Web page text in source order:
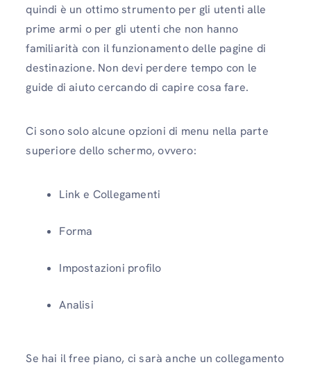
quindi è un ottimo strumento per gli utenti alle
prime armi o per gli utenti che non hanno
familiarità con il funzionamento delle pagine di
destinazione. Non devi perdere tempo con le
guide di aiuto cercando di capire cosa fare.
Ci sono solo alcune opzioni di menu nella parte
superiore dello schermo, ovvero:
Link e Collegamenti
Forma
Impostazioni profilo
Analisi
Se hai il free piano, ci sarà anche un collegamento